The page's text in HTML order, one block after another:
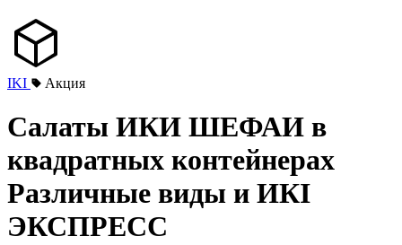
IKI Акция
Салаты ИКИ ШЕФАИ в
квадратных контейнерах
Различные виды и ИКІ
ЭКСПРЕСС